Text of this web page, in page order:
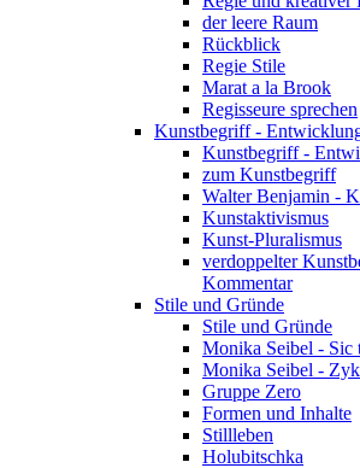
der leere Raum
Rückblick
Regie Stile
Marat a la Brook
Regisseure sprechen
Kunstbegriff -
Kunstbegriff -
zum Kunstbegriff
Walter Benjamin -
Kunstaktivismus
Kunst-Pluralismus
verdoppelter
Kommentar
Stile und Gründe
Stile und Gründe
Monika Seibel - Sic
Monika Seibel -
Gruppe Zero
Formen und Inhalte
Stillleben
Holubitschka